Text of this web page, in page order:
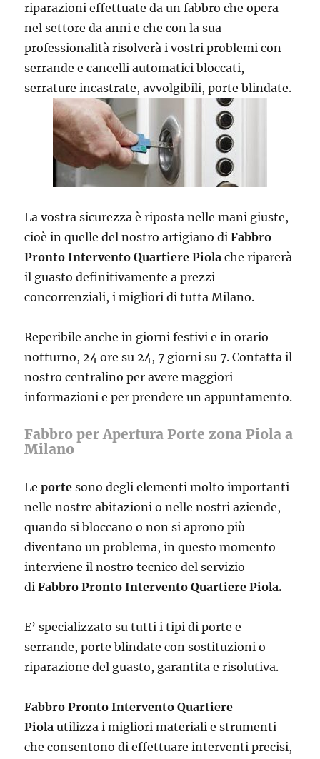
riparazioni effettuate da un fabbro che opera
nel settore da anni e che con la sua
professionalità risolverà i vostri problemi con
serrande e cancelli automatici bloccati,
serrature incastrate, avvolgibili, porte blindate.
La vostra sicurezza è riposta nelle mani giuste,
cioè in quelle del nostro artigiano diFabbro
Pronto Intervento Quartiere Piola che riparerà
il guasto definitivamente a prezzi
concorrenziali, i migliori di tutta Milano.
Reperibile anche in giorni festivi e in orario
notturno, 24 ore su 24, 7 giorni su 7. Contatta il
nostro centralino per avere maggiori
informazioni e per prendere un appuntamento.
Fabbro per Apertura Porte zona Piola a
Milano
Leportesono degli elementi molto importanti
nelle nostre abitazioni o nelle nostri aziende,
quando si bloccano o non si aprono più
diventano un problema, in questo momento
interviene il nostro tecnico del servizio
diFabbro Pronto Intervento Quartiere Piola.
E’ specializzato su tutti i tipi di porte e
serrande, porte blindate con sostituzioni o
riparazione del guasto, garantita e risolutiva.
Fabbro Pronto Intervento Quartiere
Piolautilizza i migliori materiali e strumenti
che consentono di effettuare interventi precisi,